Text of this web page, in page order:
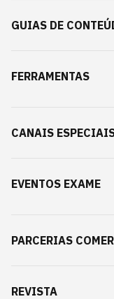
GUIAS DE
FERRAMENTAS
CANAIS
EVENTOS EXAME
PARCERIAS
REVISTA